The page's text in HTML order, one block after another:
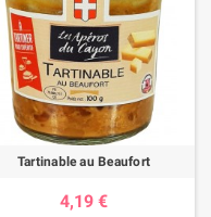
Tartinable au Beaufort
4,19 €